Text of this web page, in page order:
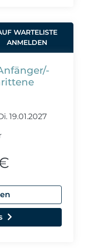
WARTELISTE
ANMELDEN
19.01.2027